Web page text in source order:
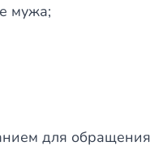
мужа;
для обращения